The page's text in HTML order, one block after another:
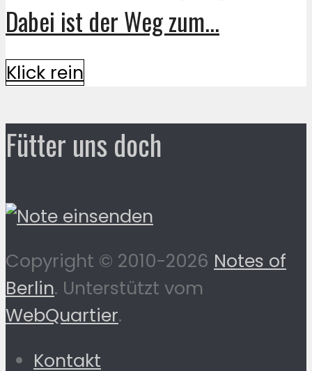
Dabei ist der Weg zum...
Klick rein
Fütter uns doch
Copyright © 2010-2026 Notes of
Berlin. Unterstützt vom
WebQuartier.
Kontakt